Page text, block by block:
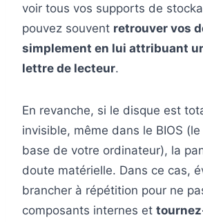
voir tous vos supports de
pouvez souvent retrouver vos
simplement en lui attribuant
lettre de lecteur.
En revanche, si le disque est
invisible, même dans le BIOS
base de votre ordinateur), la
doute matérielle. Dans ce cas,
brancher à répétition pour ne
composants internes et